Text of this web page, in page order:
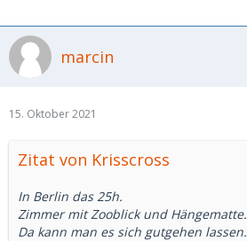
marcin
15. Oktober 2021
Zitat von Krisscross
In Berlin das 25h.
Zimmer mit Zooblick und Hängematte.
Da kann man es sich gutgehen lassen.